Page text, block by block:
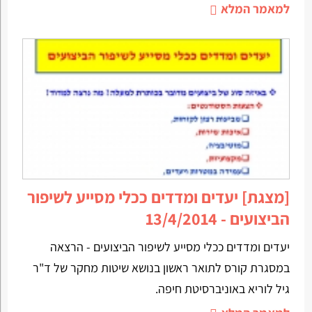
למאמר המלא
[מצגת] יעדים ומדדים ככלי מסייע לשיפור
הביצועים - 13/4/2014
יעדים ומדדים ככלי מסייע לשיפור הביצועים - הרצאה
במסגרת קורס לתואר ראשון בנושא שיטות מחקר של ד"ר
גיל לוריא באוניברסיטת חיפה.